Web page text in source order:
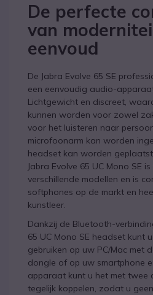
De perfecte
van
eenvoud
De Jabra Evolve 65 SE
een eenvoudig audio-
Lichtgewicht en discreet,
kunnen worden voor zowel
voor het luisteren naar
microfoonarm kan worden
headset kan worden
Jabra Evolve 65 UC Mono SE
verschillende modellen en is
softphones op de markt en
kunstleer.
Dankzij de Bluetooth-
65 UC Mono SE headset kunt
gebruiken op uw PC/Mac met
dongle of op uw smartphone
apparaat kunt u het met twee
tegelijk koppelen, zodat u